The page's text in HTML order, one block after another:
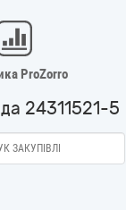
ProZorro
24311521-5